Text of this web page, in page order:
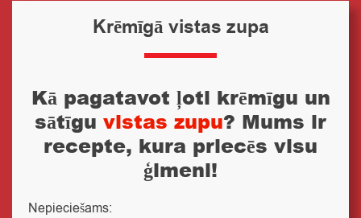
Krēmīgā vistas zupa
Kā pagatavot ļoti krēmīgu un
sātīgu vistas zupu? Mums ir
recepte, kura priecēs visu
ģimeni!
Nepieciešams: